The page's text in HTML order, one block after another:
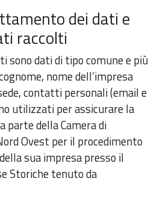
dei dati e
raccolti
sono dati di tipo comune e più
nome dell’impresa
contatti personali (email e
utilizzati per assicurare la
della Camera di
Ovest per il procedimento
sua impresa presso il
Storiche tenuto da